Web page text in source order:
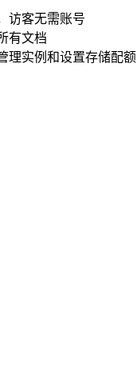
访客无需账号
有文档
理实例和设置存储配额